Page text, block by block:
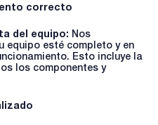
correcto
del equipo: Nos
equipo esté completo y en
Esto incluye la
los componentes y